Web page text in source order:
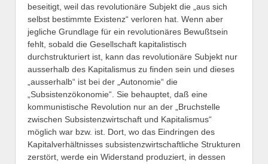
beseitigt, weil das revolutionäre Subjekt die „aus sich
selbst bestimmte Existenz“ verloren hat. Wenn aber
jegliche Grundlage für ein revolutionäres Bewußtsein
fehlt, sobald die Gesellschaft kapitalistisch
durchstrukturiert ist, kann das revolutionäre Subjekt nur
ausserhalb des Kapitalismus zu finden sein und dieses
„ausserhalb“ ist bei der „Autonomie“ die
„Subsistenzökonomie“. Sie behauptet, daß eine
kommunistische Revolution nur an der „Bruchstelle
zwischen Subsistenzwirtschaft und Kapitalismus“
möglich war bzw. ist. Dort, wo das Eindringen des
Kapitalverhältnisses subsistenzwirtschaftliche Strukturen
zerstört, werde ein Widerstand produziert, in dessen